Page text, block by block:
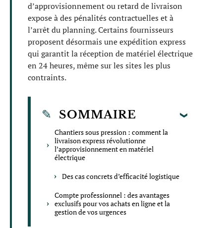
d’approvisionnement ou retard de livraison
expose à des pénalités contractuelles et à
l’arrêt du planning. Certains fournisseurs
proposent désormais une expédition express
qui garantit la réception de matériel électrique
en 24 heures, même sur les sites les plus
contraints.
SOMMAIRE
Chantiers sous pression : comment la
livraison express révolutionne
l’approvisionnement en matériel
électrique
Des cas concrets d’efficacité logistique
Compte professionnel : des avantages
exclusifs pour vos achats en ligne et la
gestion de vos urgences